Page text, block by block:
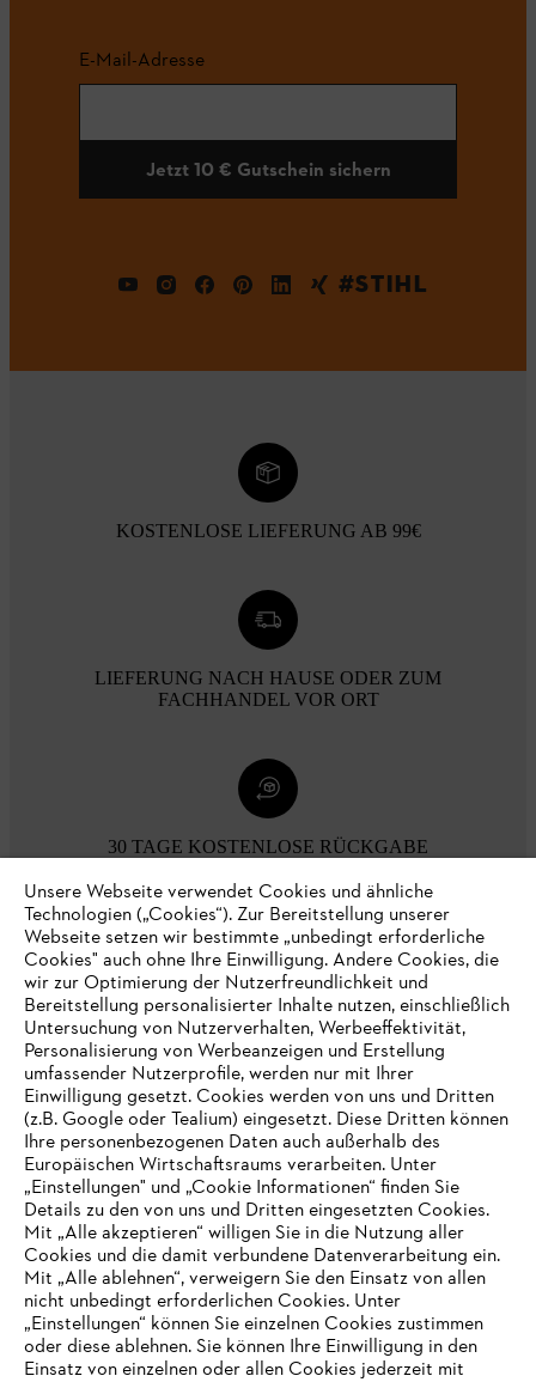
E-Mail-Adresse
Jetzt 10 € Gutschein sichern
#STIHL
KOSTENLOSE LIEFERUNG AB 99€
LIEFERUNG NACH HAUSE ODER ZUM
FACHHANDEL VOR ORT
30 TAGE KOSTENLOSE RÜCKGABE
Zahlungsmöglichkeiten
Unternehmen
Online Shop
Service
IHR BROWSER WIRD NICHT
UNTERSTÜTZT
Unsere Webseite verwendet Cookies und ähnliche
Technologien („Cookies“). Zur Bereitstellung unserer
Webseite setzen wir bestimmte „unbedingt erforderliche
Cookies" auch ohne Ihre Einwilligung. Andere Cookies, die
wir zur Optimierung der Nutzerfreundlichkeit und
Bereitstellung personalisierter Inhalte nutzen, einschließlich
Untersuchung von Nutzerverhalten, Werbeeffektivität,
Personalisierung von Werbeanzeigen und Erstellung
umfassender Nutzerprofile, werden nur mit Ihrer
Einwilligung gesetzt. Cookies werden von uns und Dritten
(z.B. Google oder Tealium) eingesetzt. Diese Dritten können
Ihre personenbezogenen Daten auch außerhalb des
Europäischen Wirtschaftsraums verarbeiten. Unter
„Einstellungen" und „Cookie Informationen“ finden Sie
Details zu den von uns und Dritten eingesetzten Cookies.
Mit „Alle akzeptieren“ willigen Sie in die Nutzung aller
Cookies und die damit verbundene Datenverarbeitung ein.
Mit „Alle ablehnen“, verweigern Sie den Einsatz von allen
nicht unbedingt erforderlichen Cookies. Unter
„Einstellungen“ können Sie einzelnen Cookies zustimmen
oder diese ablehnen. Sie können Ihre Einwilligung in den
Einsatz von einzelnen oder allen Cookies jederzeit mit